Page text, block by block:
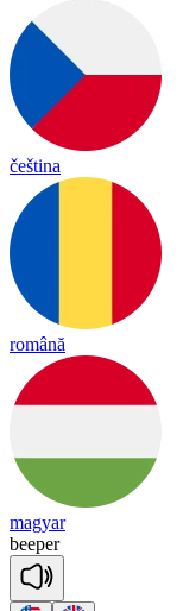
čeština
română
magyar
beeper